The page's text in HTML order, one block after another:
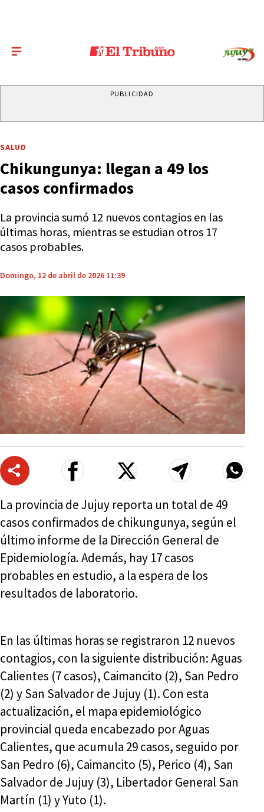
PUBLICIDAD
SALUD
Chikungunya: llegan a 49 los
casos confirmados
La provincia sumó 12 nuevos contagios en las
últimas horas, mientras se estudian otros 17
casos probables.
Domingo, 12 de abril de 2026 11:39
La provincia de Jujuy reporta un total de 49
casos confirmados de chikungunya, según el
último informe de la Dirección General de
Epidemiología. Además, hay 17 casos
probables en estudio, a la espera de los
resultados de laboratorio.
En las últimas horas se registraron 12 nuevos
contagios, con la siguiente distribución: Aguas
Calientes (7 casos), Caimancito (2), San Pedro
(2) y San Salvador de Jujuy (1). Con esta
actualización, el mapa epidemiológico
provincial queda encabezado por Aguas
Calientes, que acumula 29 casos, seguido por
San Pedro (6), Caimancito (5), Perico (4), San
Salvador de Jujuy (3), Libertador General San
Martín (1) y Yuto (1).